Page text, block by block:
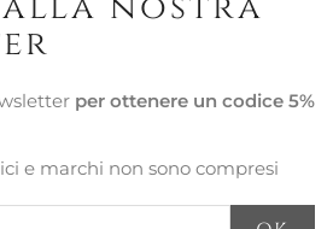
per ottenere un codice 5%
e marchi non sono compresi